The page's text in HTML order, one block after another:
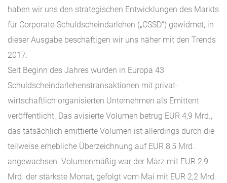
haben wir uns den strategischen Entwicklungen des Markts
für Corporate-Schuldscheindarlehen („CSSD“) gewidmet, in
dieser Ausgabe beschäftigen wir uns näher mit den Trends
2017.
Seit Beginn des Jahres wurden in Europa 43
Schuldscheindarlehenstransaktionen mit privat-
wirtschaftlich organisierten Unternehmen als Emittent
veröffentlicht. Das avisierte Volumen betrug EUR 4,9 Mrd.,
das tatsächlich emittierte Volumen ist allerdings durch die
teilweise erhebliche Überzeichnung auf EUR 8,5 Mrd.
angewachsen. Volumenmäßig war der März mit EUR 2,9
Mrd. der stärkste Monat, gefolgt vom Mai mit EUR 2,2 Mrd.